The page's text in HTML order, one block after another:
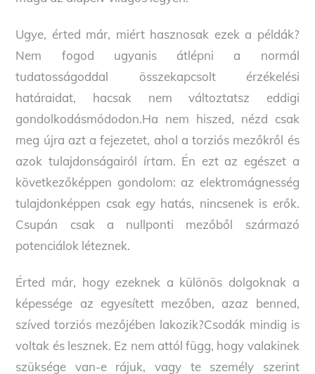
Ugye, érted már, miért hasznosak ezek a példák?
Nem fogod ugyanis átlépni a normál
tudatosságoddal összekapcsolt érzékelési
határaidat, hacsak nem változtatsz eddigi
gondolkodásmódodon.Ha nem hiszed, nézd csak
meg újra azt a fejezetet, ahol a torziós mezőkről és
azok tulajdonságairól írtam. Én ezt az egészet a
következőképpen gondolom: az elektromágnesség
tulajdonképpen csak egy hatás, nincsenek is erők.
Csupán csak a nullponti mezőből származó
potenciálok léteznek.
Érted már, hogy ezeknek a különös dolgoknak a
képessége az egyesített mezőben, azaz benned,
szíved torziós mezőjében lakozik?Csodák mindig is
voltak és lesznek. Ez nem attól függ, hogy valakinek
szüksége van-e rájuk, vagy te személy szerint